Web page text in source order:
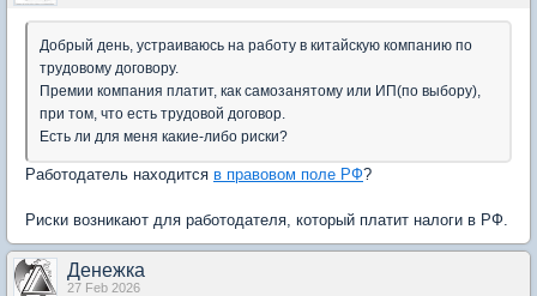
Добрый день, устраиваюсь на работу в китайскую компанию по
трудовому договору.
Премии компания платит, как самозанятому или ИП(по выбору),
при том, что есть трудовой договор.
Есть ли для меня какие-либо риски?
Работодатель находится в правовом поле РФ?
Риски возникают для работодателя, который платит налоги в РФ.
Денежка
27 Feb 2026